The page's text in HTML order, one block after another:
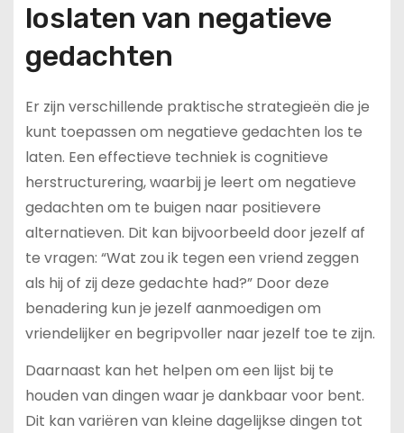
loslaten van negatieve
gedachten
Er zijn verschillende praktische strategieën die je
kunt toepassen om negatieve gedachten los te
laten. Een effectieve techniek is cognitieve
herstructurering, waarbij je leert om negatieve
gedachten om te buigen naar positievere
alternatieven. Dit kan bijvoorbeeld door jezelf af
te vragen: “Wat zou ik tegen een vriend zeggen
als hij of zij deze gedachte had?” Door deze
benadering kun je jezelf aanmoedigen om
vriendelijker en begripvoller naar jezelf toe te zijn.
Daarnaast kan het helpen om een lijst bij te
houden van dingen waar je dankbaar voor bent.
Dit kan variëren van kleine dagelijkse dingen tot